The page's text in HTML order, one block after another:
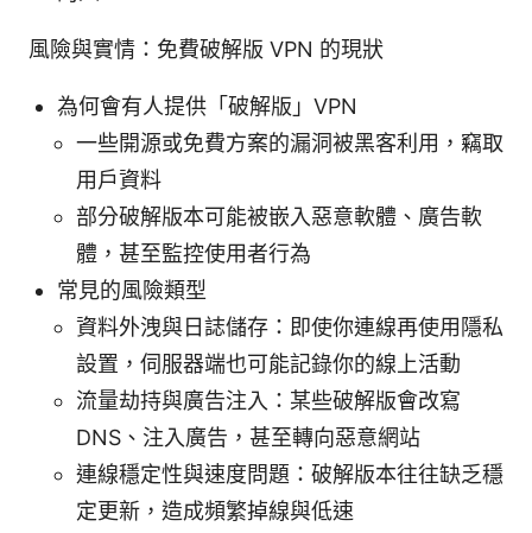
風險與實情：免費破解版 VPN 的現狀
為何會有人提供「破解版」VPN
一些開源或免費方案的漏洞被黑客利用，竊取
用戶資料
部分破解版本可能被嵌入惡意軟體、廣告軟
體，甚至監控使用者行為
常見的風險類型
資料外洩與日誌儲存：即使你連線再使用隱私
設置，伺服器端也可能記錄你的線上活動
流量劫持與廣告注入：某些破解版會改寫
DNS、注入廣告，甚至轉向惡意網站
連線穩定性與速度問題：破解版本往往缺乏穩
定更新，造成頻繁掉線與低速